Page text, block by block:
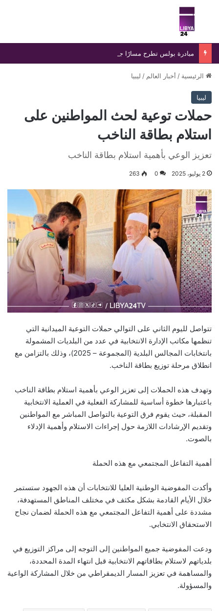
بحث عن
مبادرة بولس تطرح مسارًا جديدًا لإنهاء الانسداد السياسي في ليبيا
الرئيسية / أخبار العالم / ليبيا
ليبيا
حملات توعية لحث المواطنين على
استلام بطاقة الناخب
تعزيز الوعي بأهمية استلام بطاقة الناخب
2 يوليو، 2025 0
263
تتواصل لليوم الثاني على التوالي حملات التوعية الميدانية التي
تنظمها مكاتب الإدارة الانتخابية في عدد من البلديات المشمولة
بانتخابات المجالس البلدية (المجموعة – 2025)، وذلك بالتزامن مع
انطلاق مرحلة توزيع بطاقة الناخب.
وتهدف هذه الحملات إلى تعزيز الوعي بأهمية استلام بطاقة الناخب
باعتبارها خطوة أساسية للمشاركة الفعلية في العملية الانتخابية
المقبلة، حيث يقوم فرق التوعية بالتواصل المباشر مع المواطنين
وتقديم الإرشادات اللازمة حول إجراءات الاستلام وأهمية الإدلاء
بالصوت.
أهمية التفاعل المجتمعي مع هذه الحملة
وأكدت المفوضية الوطنية العليا للانتخابات أن هذه الجهود ستستمر
خلال الأيام القادمة بشكل مكثف في مختلف المناطق المستهدفة،
مشددة على أهمية التفاعل المجتمعي مع هذه الحملة لضمان نجاح
الاستحقاق الانتخابي.
ودعت المفوضية جميع المواطنين إلى التوجه إلى مراكز التوزيع في
بلدياتهم لاستلام بطاقاتهم الانتخابية قبل انتهاء المدة المحددة،
والمساهمة في تعزيز المسار الديمقراطي من خلال المشاركة الواعية
والمسؤولة.